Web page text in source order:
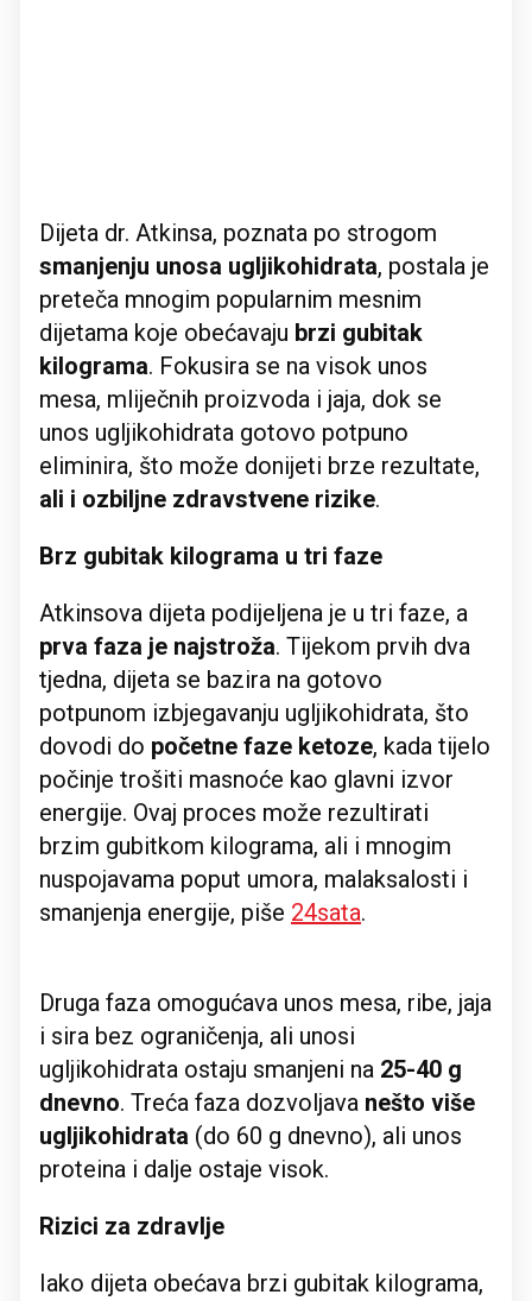
Dijeta dr. Atkinsa, poznata po strogom
smanjenju unosa ugljikohidrata, postala je
preteča mnogim popularnim mesnim
dijetama koje obećavaju brzi gubitak
kilograma. Fokusira se na visok unos
mesa, mliječnih proizvoda i jaja, dok se
unos ugljikohidrata gotovo potpuno
eliminira, što može donijeti brze rezultate,
ali i ozbiljne zdravstvene rizike.
Brz gubitak kilograma u tri faze
Atkinsova dijeta podijeljena je u tri faze, a
prva faza je najstroža. Tijekom prvih dva
tjedna, dijeta se bazira na gotovo
potpunom izbjegavanju ugljikohidrata, što
dovodi do početne faze ketoze, kada tijelo
počinje trošiti masnoće kao glavni izvor
energije. Ovaj proces može rezultirati
brzim gubitkom kilograma, ali i mnogim
nuspojavama poput umora, malaksalosti i
smanjenja energije, piše 24sata.
Druga faza omogućava unos mesa, ribe, jaja
i sira bez ograničenja, ali unosi
ugljikohidrata ostaju smanjeni na 25-40 g
dnevno. Treća faza dozvoljava nešto više
ugljikohidrata (do 60 g dnevno), ali unos
proteina i dalje ostaje visok.
Rizici za zdravlje
Iako dijeta obećava brzi gubitak kilograma,